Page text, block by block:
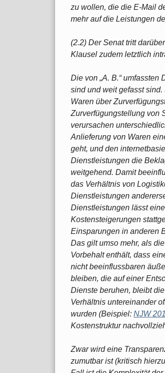
zu wollen, die die E-Mail
mehr auf die Leistungen
(2.2) Der Senat tritt
Klausel zudem letztlich
Die von „A. B.“
sind und weit gefasst
Waren über
Zurverfügungstellung von
verursachen
Anlieferung von Waren
geht, und den
Dienstleistungen die
weitgehend. Damit
das Verhältnis von
Dienstleistungen
Dienstleistungen lässt
Kostensteigerungen
Einsparungen in anderen
Das gilt umso mehr, als
Vorbehalt enthält, dass
nicht beeinflussbaren
bleiben, die auf einer
Dienste beruhen, bleibt
Verhältnis untereinander
wurden (Beispiel: NJW
Kostenstruktur
Zwar wird eine
zumutbar ist (kritisch